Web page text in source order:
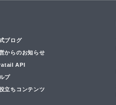
ブログ
からのお知らせ
API
プ
立ちコンテンツ